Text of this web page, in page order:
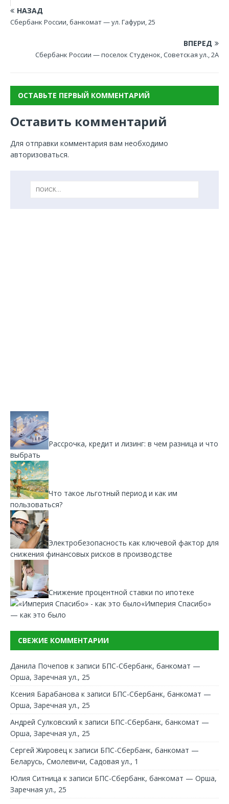
НАЗАД
Сбербанк России, банкомат — ул. Гафури, 25
ВПЕРЕД
Сбербанк России — поселок Студенок, Советская ул., 2А
ОСТАВЬТЕ ПЕРВЫЙ КОММЕНТАРИЙ
Оставить комментарий
Для отправки комментария вам необходимо
авторизоваться.
Рассрочка, кредит и лизинг: в чем разница и что
выбрать
Что такое льготный период и как им
пользоваться?
Электробезопасность как ключевой фактор для
снижения финансовых рисков в производстве
Снижение процентной ставки по ипотеке
«Империя Спасибо»
— как это было
СВЕЖИЕ КОММЕНТАРИИ
Данила Почепов к записи БПС-Сбербанк, банкомат —
Орша, Заречная ул., 25
Ксения Барабанова к записи БПС-Сбербанк, банкомат —
Орша, Заречная ул., 25
Андрей Сулковский к записи БПС-Сбербанк, банкомат —
Орша, Заречная ул., 25
Сергей Жировец к записи БПС-Сбербанк, банкомат —
Беларусь, Смолевичи, Садовая ул., 1
Юлия Ситница к записи БПС-Сбербанк, банкомат — Орша,
Заречная ул., 25